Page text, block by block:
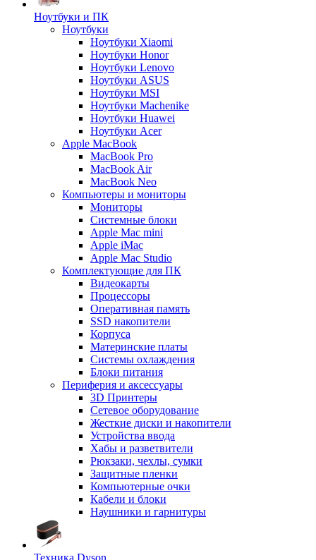
Ноутбуки и ПК
Ноутбуки
Ноутбуки Xiaomi
Ноутбуки Honor
Ноутбуки Lenovo
Ноутбуки ASUS
Ноутбуки MSI
Ноутбуки Machenike
Ноутбуки Huawei
Ноутбуки Acer
Apple MacBook
MacBook Pro
MacBook Air
MacBook Neo
Компьютеры и мониторы
Мониторы
Системные блоки
Apple Mac mini
Apple iMac
Apple Mac Studio
Комплектующие для ПК
Видеокарты
Процессоры
Оперативная память
SSD накопители
Корпуса
Материнские платы
Системы охлаждения
Блоки питания
Периферия и аксессуары
3D Принтеры
Сетевое оборудование
Жесткие диски и накопители
Устройства ввода
Хабы и разветвители
Рюкзаки, чехлы, сумки
Защитные пленки
Компьютерные очки
Кабели и блоки
Наушники и гарнитуры
Техника Dyson